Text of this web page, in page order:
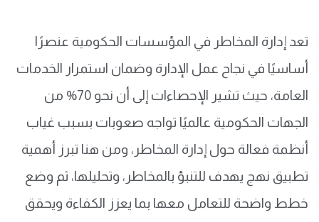
تعد إدارة المخاطر في المؤسسات الحكومية عنصرًا
أساسيًا في نجاح عمل الإدارة وضمان استمرار الخدمات
العامة، حيث تشير الإحصاءات إلى أن نحو 70% من
الجهات الحكومية عالميًا تواجه صعوبات بسبب غياب
أنظمة فعالة حول إدارة المخاطر، ومن هنا تبرز أهمية
تطبيق نهج يهدف للتنبؤ بالمخاطر، وتحليلها، ثم وضع
خطط واضحة للتعامل معها بما يعزز الكفاءة ويحقق